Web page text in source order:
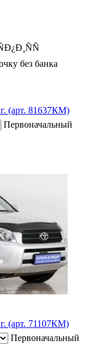
г. (арт. 81637КМ)
Первоначальный
(арт. 71107КМ)
Первоначальный